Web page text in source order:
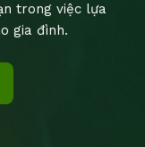
trong việc lựa
gia đình.